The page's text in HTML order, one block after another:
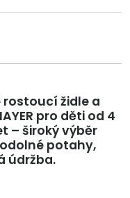
rostoucí židle a
pro děti od 4
– široký výběr
potahy,
údržba.